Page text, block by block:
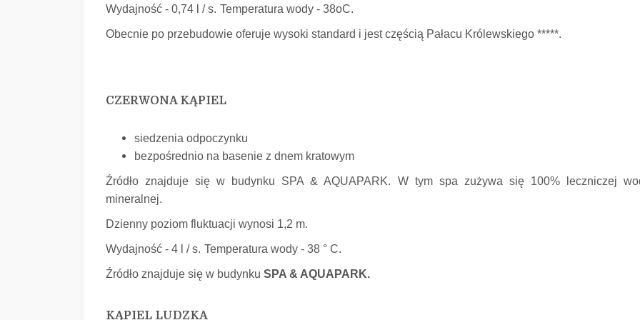
Wydajność - 0,74 l / s. Temperatura wody - 38oC.
Obecnie po przebudowie oferuje wysoki standard i jest częścią Pałacu Królewskiego *****.
CZERWONA KĄPIEL
siedzenia odpoczynku
bezpośrednio na basenie z dnem kratowym
Źródło znajduje się w budynku SPA & AQUAPARK.
W tym spa zużywa się 100% leczniczej
mineralnej.
Dzienny poziom fluktuacji wynosi 1,2 m.
Wydajność - 4 l / s. Temperatura wody - 38 ° C.
Źródło znajduje się w budynku SPA & AQUAPARK.
KĄPIEL LUDZKA